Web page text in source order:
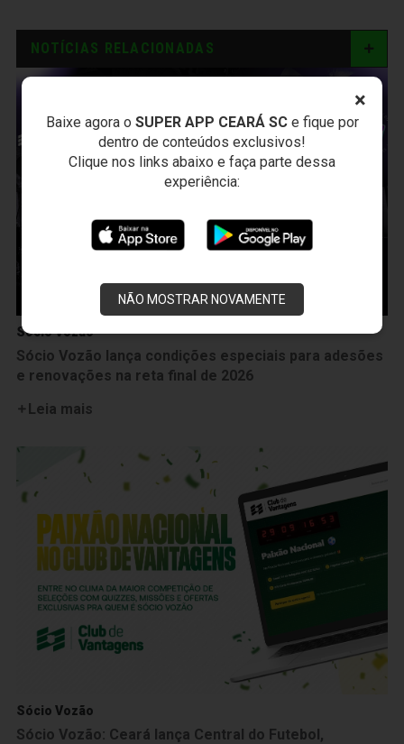
×
Baixe agora o SUPER APP CEARÁ SCe fique por
dentro de conteúdos exclusivos!
Clique nos links abaixo e faça parte dessa
experiência:
NÃO MOSTRAR NOVAMENTE
NOTÍCIAS RELACIONADAS
Sócio Vozão
Sócio Vozão lança condições especiais para adesões
e renovações na reta final de 2026
Leia mais
Sócio Vozão
Sócio Vozão: Ceará lança Central do Futebol,